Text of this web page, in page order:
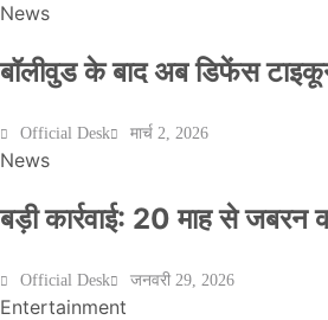
News
बॉलीवुड के बाद अब डिफेंस
Official Desk मार्च 2, 2026
News
बड़ी कार्रवाई: 20 माह से जबरन
Official Desk जनवरी 29, 2026
Entertainment